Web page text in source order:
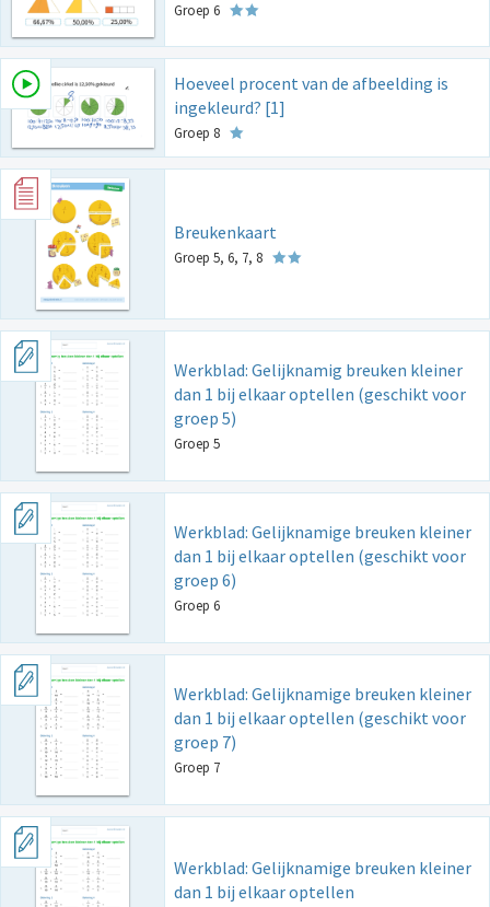
Groep 6
Hoeveel procent van de afbeelding is
ingekleurd? [1]
Groep 8
Breukenkaart
Groep 5, 6, 7, 8
Werkblad: Gelijknamig breuken kleiner
dan 1 bij elkaar optellen (geschikt voor
groep 5)
Groep 5
Werkblad: Gelijknamige breuken kleiner
dan 1 bij elkaar optellen (geschikt voor
groep 6)
Groep 6
Werkblad: Gelijknamige breuken kleiner
dan 1 bij elkaar optellen (geschikt voor
groep 7)
Groep 7
Werkblad: Gelijknamige breuken kleiner
dan 1 bij elkaar optellen